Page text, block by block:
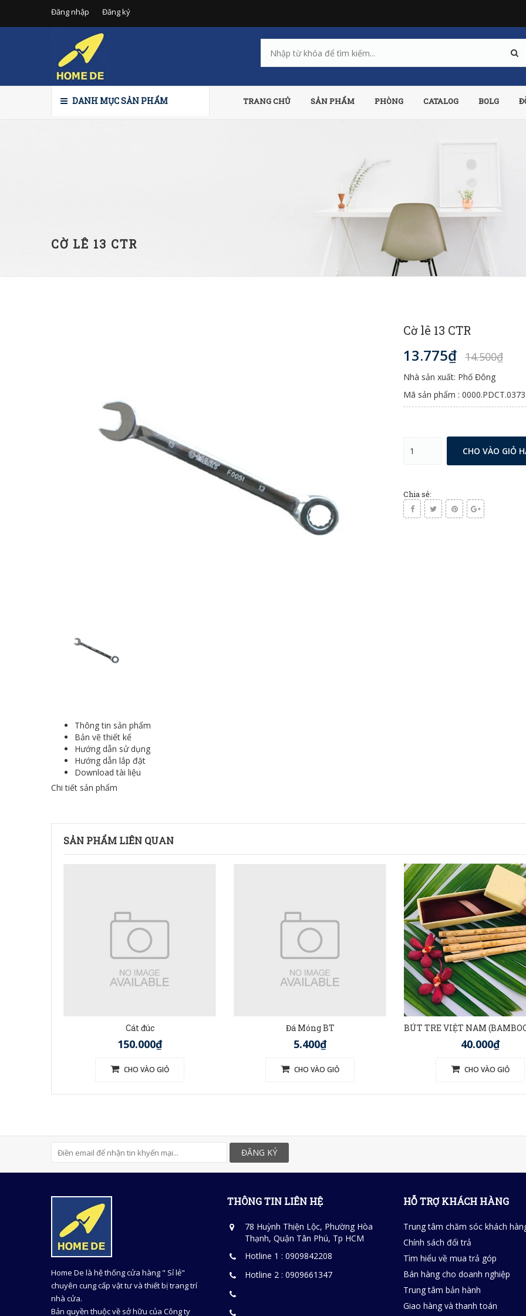
Đăng nhập Đăng ký
DANH MỤC SẢN PHẨM TRANG CHỦ SẢN PHẨM PHÒNG CATALOG BOLG
CỜ LÊ 13 CTR
Cờ lê 13 CTR
13.775₫ 14.500₫
Nhà sản xuất: Phố Đông
Mã sản phẩm : 0000.PDCT.0373
CHO VÀO GIỎ
Chia sẻ:
Thông tin sản phẩm
Bản vẽ thiết kế
Hướng dẫn sử dụng
Hướng dẫn lắp đặt
Download tài liệu
Chi tiết sản phẩm
SẢN PHẨM LIÊN QUAN
Cát đúc
150.000₫
CHO VÀO GIỎ
Đá Móng BT
5.400₫
CHO VÀO GIỎ
40.000₫
CHO VÀO GIỎ
ĐĂNG KÝ
Home De là hệ thống cửa hàng " Sỉ lẻ"
chuyên cung cấp vật tư và thiết bị trang trí
nhà cửa.
Bản quyền thuộc về sở hữu của Công ty
THÔNG TIN LIÊN HỆ
78 Huỳnh Thiện Lộc, Phường Hòa
Thạnh, Quận Tân Phú, Tp HCM
Hotline 1 : 0909842208
Hotline 2 : 0909661347
HỖ TRỢ KHÁCH HÀNG
Trung tâm chăm sóc khách
Chính sách đổi trả
Tìm hiểu về mua trả góp
Bán hàng cho doanh nghiệp
Trung tâm bản hành
Giao hàng và thanh toán